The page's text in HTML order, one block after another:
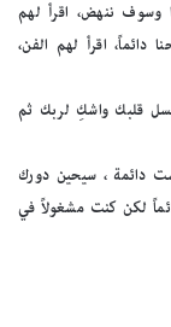
وسوف ننهض، اقرأ لهم
دائماً، اقرأ لهم الفن،
قلبك واشكِ لربك ثم
دائمة ، سيحين دورك
لكن كنت مشغولاً في